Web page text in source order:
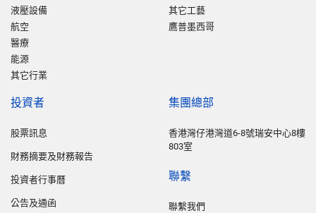
液壓設備
航空
醫療
能源
其它行業
其它工藝
鷹普墨西哥
投資者
股票訊息
財務摘要及財務報告
投資者行事曆
公告及通函
集團總部
香港灣仔港灣道6-8號瑞安中心8樓
803室
聯繫
聯繫我們